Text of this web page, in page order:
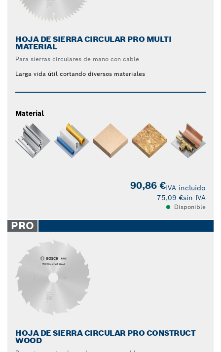
HOJA DE SIERRA CIRCULAR PRO MULTI
MATERIAL
Para sierras circulares de mano con cable
Larga vida útil cortando diversos materiales
Material
90,86 €IVA incluido
75,09 €sin IVA
Disponible
PRO
HOJA DE SIERRA CIRCULAR PRO CONSTRUCT
WOOD